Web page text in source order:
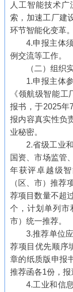
人工智能技术
索，加速工厂建
环节智能化变革。
4.申报主体
例交流等工作。
（二）组织
1.申报主体
《领航级智能
报书，于2025年
报内容真实性负
业秘密。
2.省级工业
国资、市场监管
年获评卓越级
（区、市）推荐
荐项目数量不超
个，计划单列市
市）统一推荐。
3.推荐单位
荐项目优先顺序
章的纸质版申报
推荐函各1份，报
4.工业和信